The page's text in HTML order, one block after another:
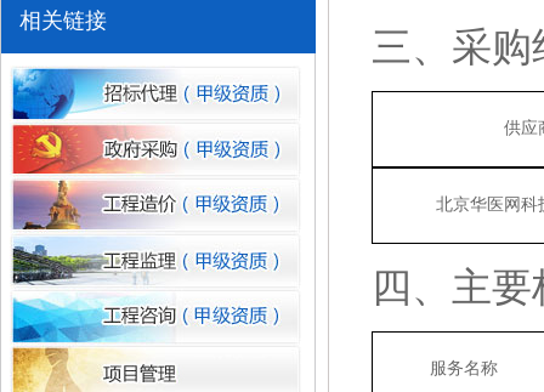
相关链接
三、采购
供应
北京华医网科
四、主
服务名称